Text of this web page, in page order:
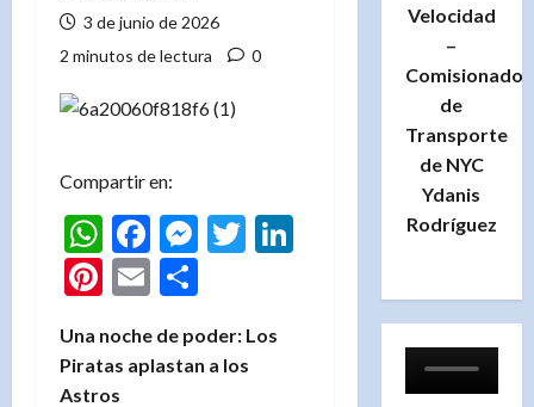
3 de junio de 2026
2 minutos de lectura
0
Compartir en:
WhatsApp
Facebook
Messenger
TwitterLinkedIn
Pinterest
Email
Una noche de poder: Los
Piratas aplastan a los
Astros
Velocidad
–
Comisionado
de
Transporte
de NYC
Ydanis
Rodríguez